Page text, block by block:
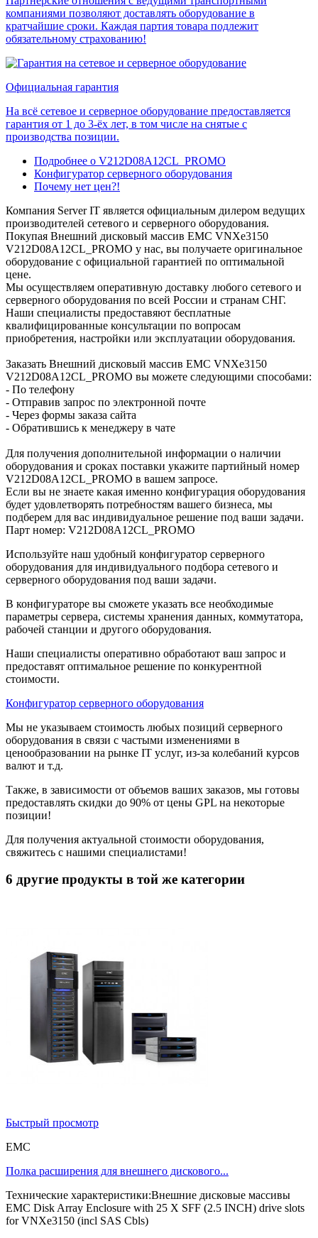
компаниями позволяют доставлять оборудование в
кратчайшие сроки. Каждая партия товара подлежит
обязательному страхованию!
Официальная гарантия
На всё сетевое и серверное оборудование предоставляется
гарантия от 1 до 3-ёх лет, в том числе на снятые с
производства позиции.
Подробнее о V212D08A12CL_PROMO
Конфигуратор серверного оборудования
Почему нет цен?!
Компания Server IT является официальным дилером ведущих
производителей сетевого и серверного оборудования.
Покупая Внешний дисковый массив EMC VNXe3150
V212D08A12CL_PROMO у нас, вы получаете оригинальное
оборудование с официальной гарантией по оптимальной
цене.
Мы осуществляем оперативную доставку любого сетевого и
серверного оборудования по всей России и странам СНГ.
Наши специалисты предоставяют бесплатные
квалифицированные консультации по вопросам
приобретения, настройки или эксплуатации оборудования.
Заказать Внешний дисковый массив EMC VNXe3150
V212D08A12CL_PROMO вы можете следующими способами:
- По телефону
- Отправив запрос по электронной почте
- Через формы заказа сайта
- Обратившись к менеджеру в чате
Для получения дополнительной информации о наличии
оборудования и сроках поставки укажите партийный номер
V212D08A12CL_PROMO в вашем запросе.
Если вы не знаете какая именно конфигурация оборудования
будет удовлетворять потребностям вашего бизнеса, мы
подберем для вас индивидуальное решение под ваши задачи.
Парт номер: V212D08A12CL_PROMO
Используйте наш удобный конфигуратор серверного
оборудования для индивидуального подбора сетевого и
серверного оборудования под ваши задачи.
В конфигураторе вы сможете указать все необходимые
параметры сервера, системы хранения данных, коммутатора,
рабочей станции и другого оборудования.
Наши специалисты оперативно обработают ваш запрос и
предоставят оптимальное решение по конкурентной
стоимости.
Конфигуратор серверного оборудования
Мы не указываем стоимость любых позиций серверного
оборудования в связи с частыми изменениями в
ценообразовании на рынке IT услуг, из-за колебаний курсов
валют и т.д.
Также, в зависимости от объемов ваших заказов, мы готовы
предоставлять скидки до 90% от цены GPL на некоторые
позиции!
Для получения актуальной стоимости оборудования,
свяжитесь с нашими специалистами!
6 другие продукты в той же категории
Быстрый просмотр
EMC
Полка расширения для внешнего дискового...
Технические характеристики:Внешние дисковые массивы
EMC Disk Array Enclosure with 25 X SFF (2.5 INCH) drive slots
for VNXe3150 (incl SAS Cbls)